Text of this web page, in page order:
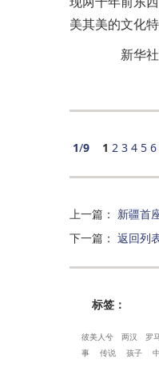
美其美的文化
新华社
1/9 1 2 3 4 5 6
上一篇 ： 新疆首
下一篇 ： 返回列
标签：
彼美人兮 两汉 罗
事
传说 孩子